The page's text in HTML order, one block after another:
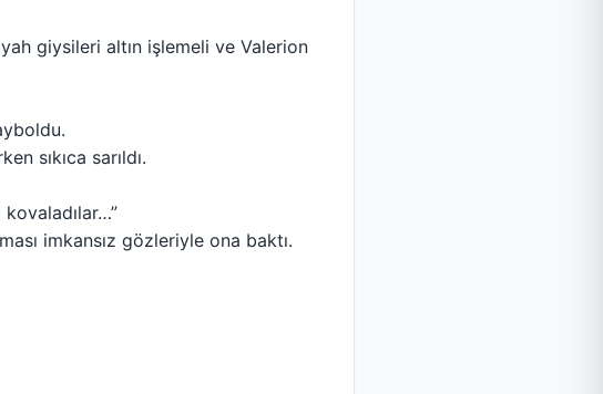
giysileri altın işlemeli ve Valerion
sıkıca sarıldı.
imkansız gözleriyle ona baktı.